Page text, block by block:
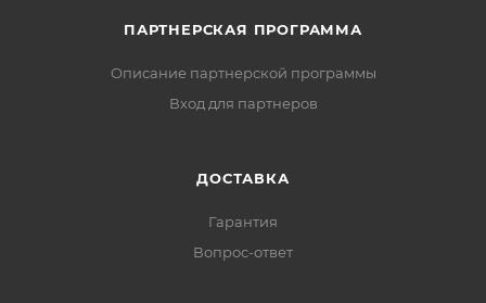
ПАРТНЕРСКАЯ ПРОГРАММА
Описание партнерской программы
Вход для партнеров
ДОСТАВКА
Гарантия
Вопрос-ответ